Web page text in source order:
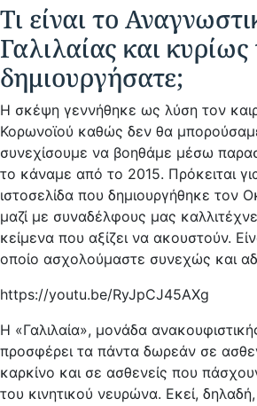
Tι είναι το
Γαλιλαίας και κυρίως
δημιουργήσατε;
Η σκέψη γεννήθηκε ως λύση τον
Κορωνοϊού καθώς δεν θα
συνεχίσουμε να βοηθάμε μέσω
το κάναμε από το 2015. Πρόκειται
ιστοσελίδα που δημιουργήθηκε τον
μαζί με συναδέλφους μας
κείμενα που αξίζει να ακουστούν.
οποίο ασχολούμαστε συνεχώς και
https://youtu.be/RyJpCJ45AXg
Η «Γαλιλαία», μονάδα
προσφέρει τα πάντα δωρεάν σε
καρκίνο και σε ασθενείς που
του κινητικού νευρώνα. Εκεί,